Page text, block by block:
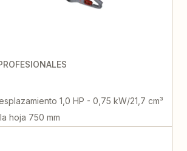
1,0 HP - 0,75 kW/21,7 cm³
hoja 750 mm